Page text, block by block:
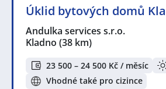
Úklid bytových domů
Andulka services s.r.o.
Kladno (38 km)
23 500 – 24 500 Kč / měsíc
Vhodné také pro cizince